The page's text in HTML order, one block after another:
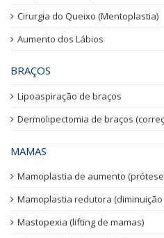
Cirurgia do Queixo (Mentoplastia)
Aumento dos Lábios
BRAÇOS
Lipoaspiração de braços
Dermolipectomia de braços
MAMAS
Mamoplastia de aumento
Mamoplastia redutora
Mastopexia (lifting de mamas)